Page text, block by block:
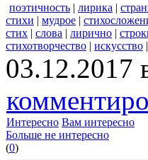
поэтичность | лирика |
стихи | мудрое |
стих | слова | лирично |
стихотворчество | искусство |
03.12.2017
Интересно Вам интересно
Больше не интересно
(0)